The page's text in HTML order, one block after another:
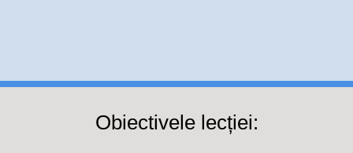
Obiectivele lecției: